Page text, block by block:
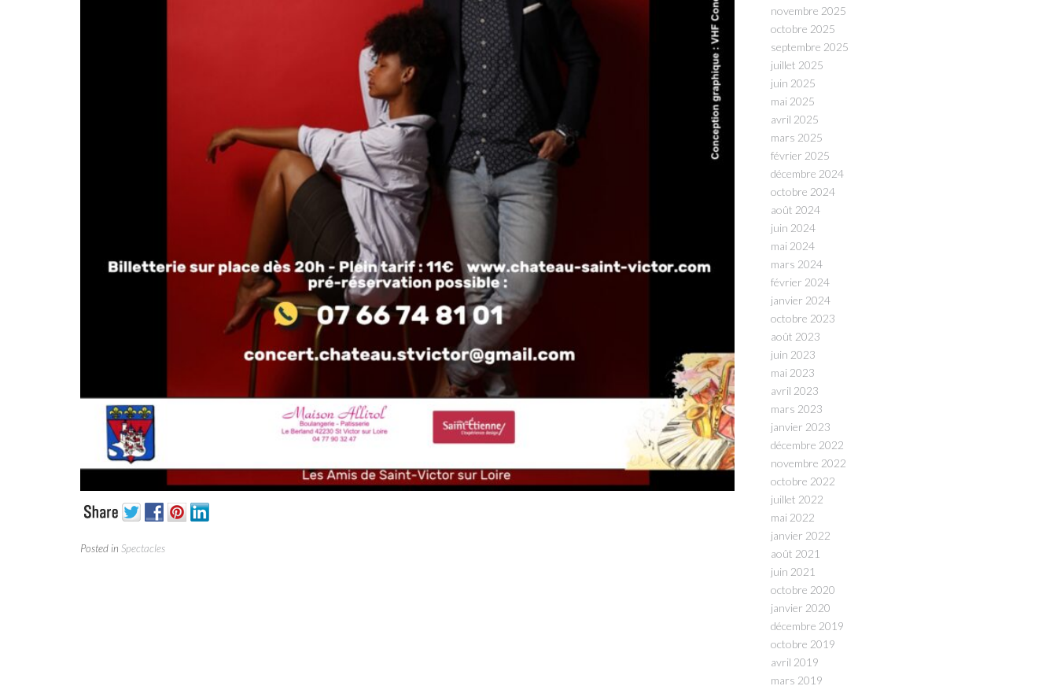
Posted in Spectacles
novembre 2025
octobre 2025
septembre 2025
juillet 2025
juin 2025
mai 2025
avril 2025
mars 2025
février 2025
décembre 2024
octobre 2024
août 2024
juin 2024
mai 2024
mars 2024
février 2024
janvier 2024
octobre 2023
août 2023
juin 2023
mai 2023
avril 2023
mars 2023
janvier 2023
décembre 2022
novembre 2022
octobre 2022
juillet 2022
mai 2022
janvier 2022
août 2021
juin 2021
octobre 2020
janvier 2020
décembre 2019
octobre 2019
avril 2019
mars 2019